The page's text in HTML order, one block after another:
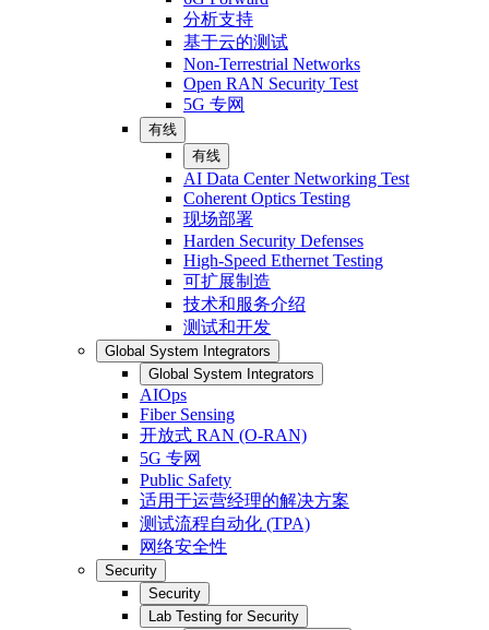
分析支持
基于云的测试
Non-Terrestrial Networks
Open RAN Security Test
5G 专网
有线
有线
AI Data Center Networking Test
Coherent Optics Testing
现场部署
Harden Security Defenses
High-Speed Ethernet Testing
可扩展制造
技术和服务介绍
测试和开发
Global System Integrators
Global System Integrators
AIOps
Fiber Sensing
开放式 RAN (O-RAN)
5G 专网
Public Safety
适用于运营经理的解决方案
测试流程自动化 (TPA)
网络安全性
Security
Security
Lab Testing for Security